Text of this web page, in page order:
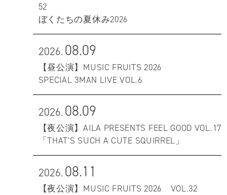
52
ぼくたちの夏休み2026
2026.08.09
【昼公演】MUSIC FRUITS 2026
SPECIAL 3MAN LIVE VOL.6
2026.08.09
【夜公演】AILA PRESENTS FEEL GOOD VOL.17
「THAT'S SUCH A CUTE SQUIRREL」
2026.08.11
【夜公演】MUSIC FRUITS 2026 VOL.32